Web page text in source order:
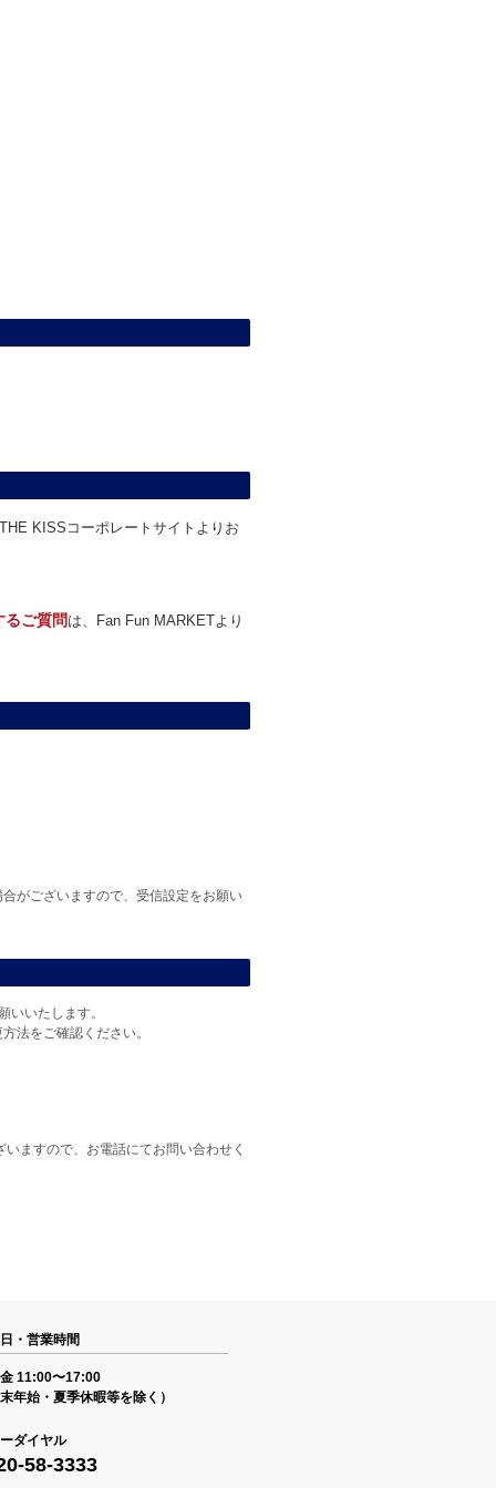
KISSコーポレートサイトよりお
ご質問は、Fan Fun MARKETより
がございますので、受信設定をお願い
いたします。
法をご確認ください。
ますので、お電話にてお問い合わせく
・営業時間
11:00〜17:00
末年始・夏季休暇等を除く）
ダイヤル
58-3333